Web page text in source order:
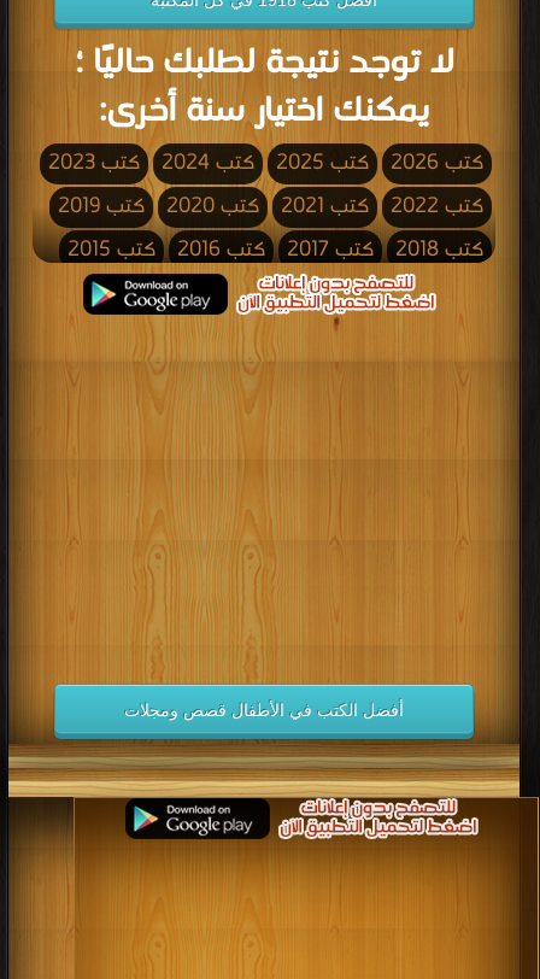
لا توجد نتيجة لطلبك حاليًا ؛
يمكنك اختيار سنة أخرى:
كتب 2026 كتب 2025 كتب 2024
كتب 2023
كتب 2022
كتب 2021 كتب 2020
كتب 2019
كتب 2018
كتب 2017 كتب 2016
كتب 2015
كتب 2013 كتب 2012
كتب 2011
كتب 2009 كتب 2008
كتب 2006
كتب 2005 كتب 2004
كتب 2003
كتب 2000
كتب 1992
كتب 1991
كتب 1990
كتب 1989 كتب 1988
كتب 1987
كتب 1984
كتب 1983
كتب 1980
كتب 1979
كتب 1978
كتب 1977 كتب 1976
كتب 1975
كتب 1974
كتب 1973 كتب 1972
كتب 1971
كتب 1970
كتب 1969 كتب 1968
كتب 1967
كتب 1966
كتب 1965 كتب 1964
كتب 1963
كتب 1962
كتب 1961 كتب 1960
كتب 1959
كتب 1957
كتب 1952
كتب 1951
أفضل الكتب في الأطفال قصص ومجلات